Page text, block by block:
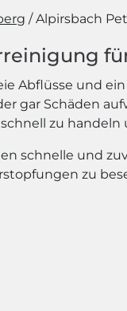
Alpirsbach
Abflüsse und
gar Schäden
zu
schnelle und
zu